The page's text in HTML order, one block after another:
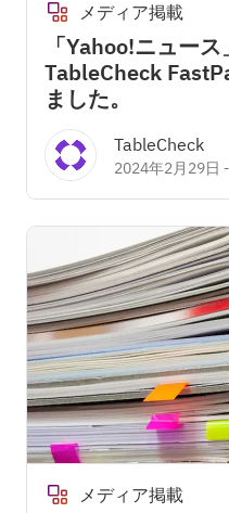
メディア掲載
「Yahoo!ニュー
TableCheck
ました。
TableCheck
2024年2月29日 -
メディア掲載